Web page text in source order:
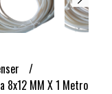
8x12 MM X 1 Metro